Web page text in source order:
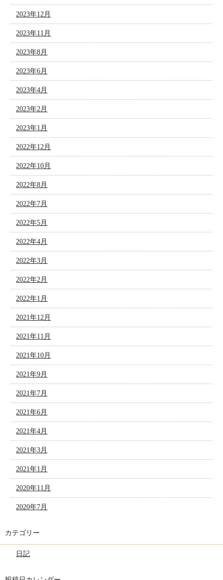
2023年12月
2023年11月
2023年8月
2023年6月
2023年4月
2023年2月
2023年1月
2022年12月
2022年10月
2022年8月
2022年7月
2022年5月
2022年4月
2022年3月
2022年2月
2022年1月
2021年12月
2021年11月
2021年10月
2021年9月
2021年7月
2021年6月
2021年4月
2021年3月
2021年1月
2020年11月
2020年7月
カテゴリー
日記